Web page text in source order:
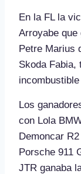
En la FL la
Arroyabe que
Petre Marius
Skoda Fabia,
Los
con Lola
Demoncar
Porsche 911
JTR ganaba